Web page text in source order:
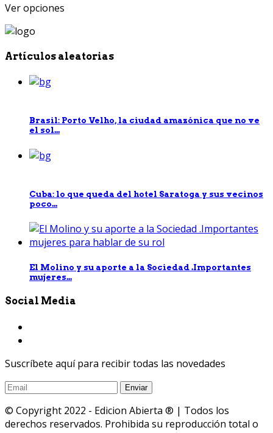
Ver opciones
Artículos aleatorias
Brasil: Porto Velho, la ciudad amazónica que no ve
el sol...
Cuba: lo que queda del hotel Saratoga y sus vecinos
poco...
El Molino y su aporte a la Sociedad .Importantes
mujeres...
Social Media
Suscríbete aquí para recibir todas las novedades
© Copyright 2022 - Edicion Abierta ® | Todos los
derechos reservados. Prohibida su reproducción total o